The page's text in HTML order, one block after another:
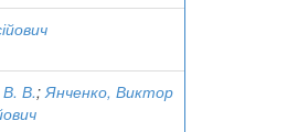
В.;Янченко, Виктор